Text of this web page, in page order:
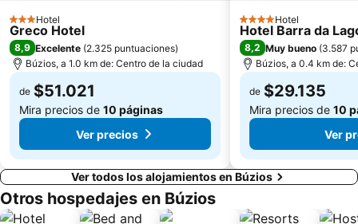
3 Estrellas
Hotel
Greco Hotel
8,9 Excelente (2.325 puntuaciones)
Búzios, a 1.0 km de: Centro de la ciudad
de $51.021
Mira precios de 10 páginas
Ver precios
4 Estrellas
Hotel
Hotel Barra da
8,2 Muy bueno (3.587
Búzios, a 0.4 km de:
de $29.135
Mira precios de 10
Ver
Ver todos los alojamientos en Búzios
Otros hospedajes en Búzios